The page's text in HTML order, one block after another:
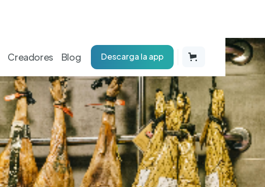
Creadores Blog Descarga la app